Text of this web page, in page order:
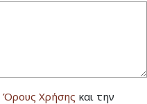
Όρους Χρήσης και την